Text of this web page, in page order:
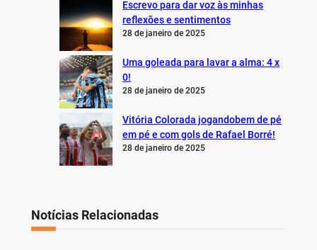
Escrevo para dar voz às minhas
reflexões e sentimentos
28 de janeiro de 2025
Uma goleada para lavar a alma: 4 x
0!
28 de janeiro de 2025
Vitória Colorada jogandobem de pé
em pé e com gols de Rafael Borré!
28 de janeiro de 2025
Notícias Relacionadas